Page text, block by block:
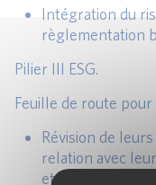
Intégration du
règlementation
Pilier III ESG.
Feuille de route pour
Révision de
relation avec
etc.